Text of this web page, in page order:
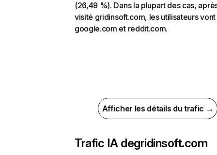
(26,49 %). Dans la plupart des cas,
visité gridinsoft.com, les utilisateurs vont
google.com et reddit.com.
Afficher les détails du trafic →
Trafic IA degridinsoft.com